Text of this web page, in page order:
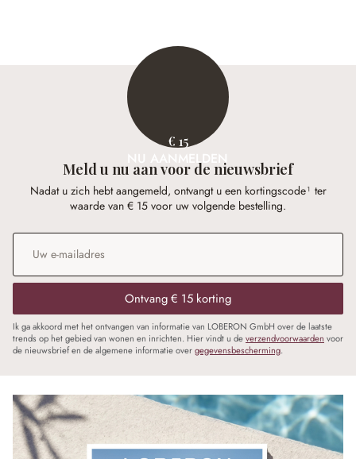
€ 15
NU AANMELDEN
Meld u nu aan voor de nieuwsbrief
Nadat u zich hebt aangemeld, ontvangt u een kortingscode¹ ter
waarde van € 15 voor uw volgende bestelling.
E-mailadres
Ontvang € 15 korting
Ik ga akkoord met het ontvangen van informatie van LOBERON GmbH over de laatste
trends op het gebied van wonen en inrichten. Hier vindt u deverzendvoorwaarden voor
de nieuwsbrief en de algemene informatie overgegevensbescherming.